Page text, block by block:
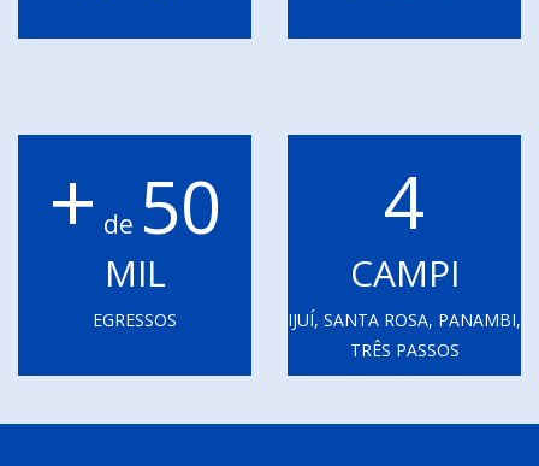
+ de 50
MIL
EGRESSOS
4
CAMPI
IJUÍ, SANTA ROSA, PANAMBI,
TRÊS PASSOS